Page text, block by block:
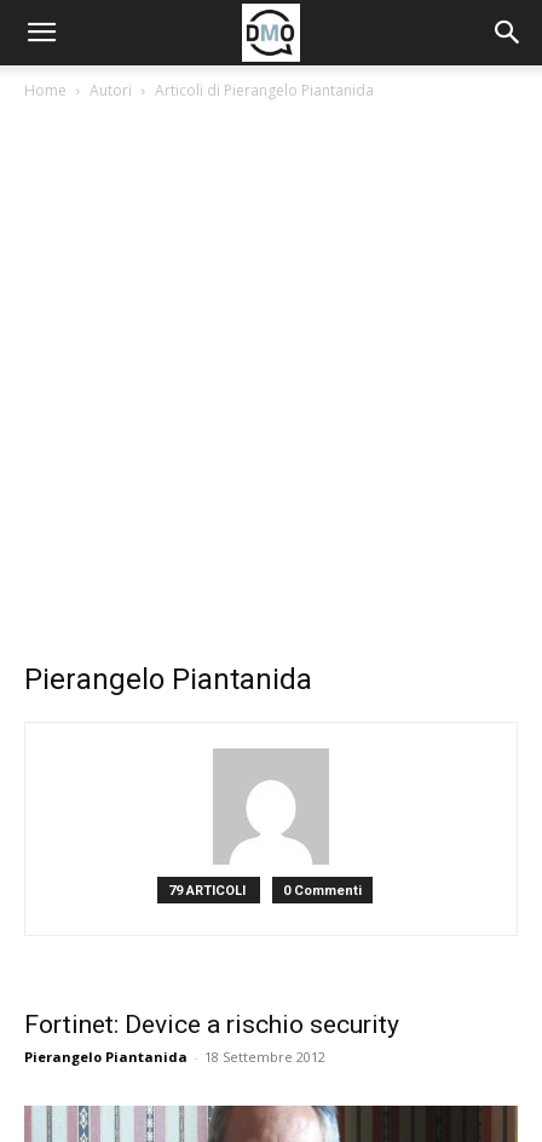
Home Autori Articoli di Pierangelo Piantanida
Pierangelo Piantanida
79 ARTICOLI 0 Commenti
Fortinet: Device a rischio security
Pierangelo Piantanida - 18 Settembre 2012